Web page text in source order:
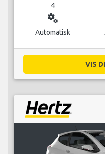
4
miscellaneous_services
Automatisk
VIS